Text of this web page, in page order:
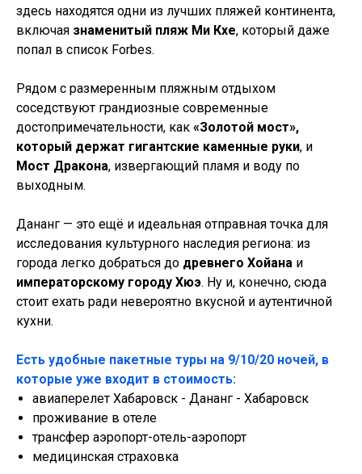
здесь находятся одни из лучших пляжей континента,
включая знаменитый пляж Ми Кхе, который даже
попал в список Forbes.
Рядом с размеренным пляжным отдыхом
соседствуют грандиозные современные
достопримечательности, как «Золотой мост»,
который держат гигантские каменные руки, и
Мост Дракона, извергающий пламя и воду по
выходным.
Дананг — это ещё и идеальная отправная точка для
исследования культурного наследия региона: из
города легко добраться до древнего Хойана и
императорскому городу Хюэ. Ну и, конечно, сюда
стоит ехать ради невероятно вкусной и аутентичной
кухни.
Есть удобные пакетные туры на 9/10/20 ночей, в
которые уже входит в стоимость:
авиаперелет Хабаровск - Дананг - Хабаровск
проживание в отеле
трансфер аэропорт-отель-аэропорт
медицинская страховка